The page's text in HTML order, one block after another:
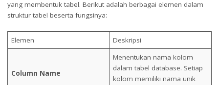
yang membentuk tabel. Berikut adalah berbagai elemen dalam
struktur tabel beserta fungsinya:
Elemen Deskripsi
Column Name
Menentukan nama kolom
dalam tabel database. Setiap
kolom memiliki nama unik